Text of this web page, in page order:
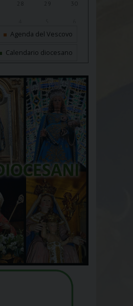
Agenda del Vescovo
Calendario diocesano